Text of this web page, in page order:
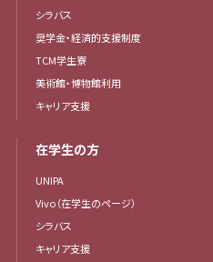
シラバス
奨学金・経済的支援制度
TCM学生寮
美術館・博物館利用
キャリア支援
在学生の方
UNIPA
Vivo（在学生のページ）
シラバス
キャリア支援